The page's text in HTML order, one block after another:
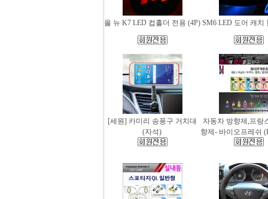
올 뉴 K7 LED 컵홀더 전용 (4P) SM6 LED 도어 캐치
[세원] 카미리 송풍구 거치대
(자석)
자동차 방향제,프랑
향제- 바이오프레쉬